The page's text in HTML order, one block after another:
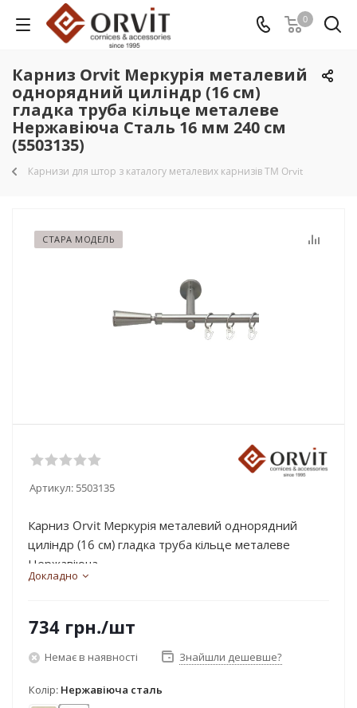
0
Карниз Orvit Меркурія металевий
однорядний циліндр (16 см)
гладка труба кільце металеве
Нержавіюча Сталь 16 мм 240 см
(5503135)
Карнизи для штор з каталогу металевих карнизів TM Orvit
СТАРА МОДЕЛЬ
Артикул: 5503135
Карниз Orvit Меркурія металевий однорядний
циліндр (16 см) гладка труба кільце металеве
Нержавіюча...
Докладно
734 грн./шт
Немає в наявності Знайшли дешевше?
Колір: Нержавіюча сталь